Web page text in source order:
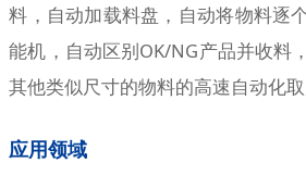
料，自动加载料盘，自动将物料逐
能机，自动区别OK/NG产品并收料
其他类似尺寸的物料的高速自动化
应用领域